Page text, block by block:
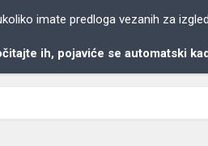
imate predloga vezanih za
ih, pojaviće se automatski